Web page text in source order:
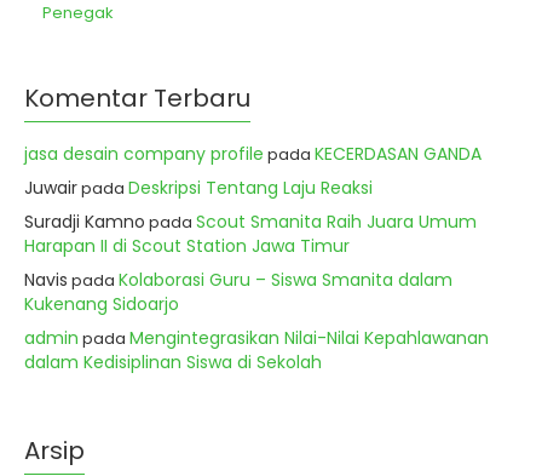
Penegak
Komentar Terbaru
jasa desain company profile pada KECERDASAN GANDA
Juwairpada Deskripsi Tentang Laju Reaksi
Suradji Kamno pada Scout Smanita Raih Juara Umum
Harapan II di Scout Station Jawa Timur
Navis pada Kolaborasi Guru – Siswa Smanita dalam
Kukenang Sidoarjo
admin pada Mengintegrasikan Nilai-Nilai Kepahlawanan
dalam Kedisiplinan Siswa di Sekolah
Arsip